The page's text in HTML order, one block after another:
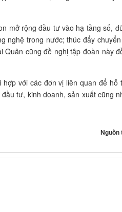
mở rộng đầu tư vào hạ tầng số,
nghệ trong nước; thúc đẩy
cũng đề nghị tập đoàn này
với các đơn vị liên quan để hỗ
tư, kinh doanh, sản xuất cũng
Nguồn